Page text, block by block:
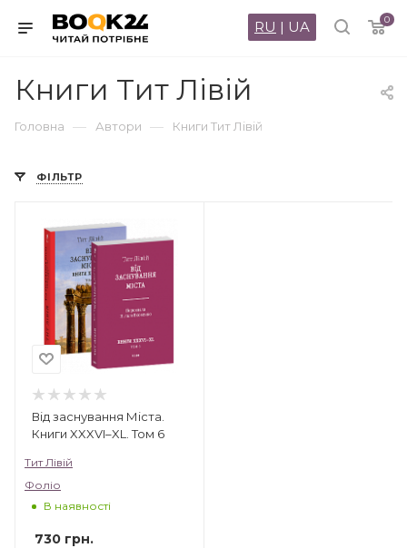
0
RU | UA
Книги Тит Лівій
Головна — Автори — Книги Тит Лівій
ФІЛЬТР
Від заснування Міста.
Книги XXXVI–XL. Том 6
Тит Лівій
Фоліо
В наявності
730 грн.